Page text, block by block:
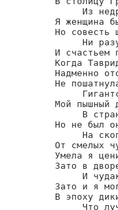
Из
Я женщина
Но совесть
Ни
И счастьем
Когда
Надменно
Не
Мой пышный
В
Но не был
На
От смелых
Умела я
Зато в
И
Зато и я
В эпоху
Что